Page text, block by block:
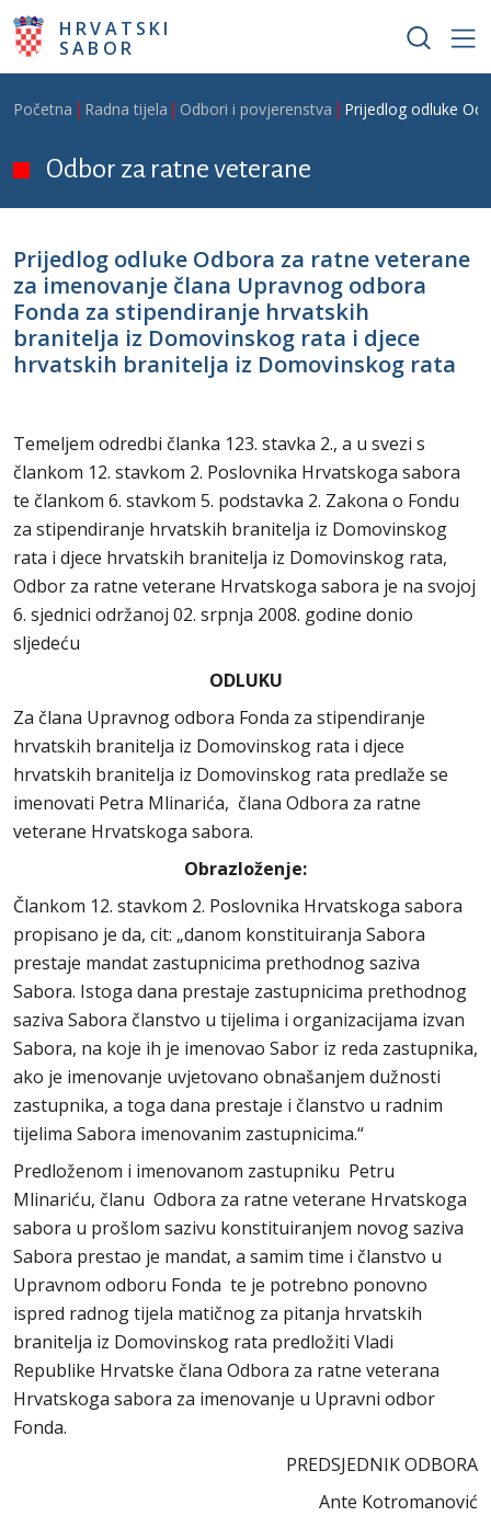
Skoči na glavni sadržaj
HRVATSKI
SABOR
Breadcrumb
Početna Radna tijela Odbori i povjerenstva Prijedlog odluke
Odbor za ratne veterane
Prijedlog odluke Odbora za ratne veterane
za imenovanje člana Upravnog odbora
Fonda za stipendiranje hrvatskih
branitelja iz Domovinskog rata i djece
hrvatskih branitelja iz Domovinskog rata
Temeljem odredbi članka 123. stavka 2., a u svezi s
člankom 12. stavkom 2. Poslovnika Hrvatskoga sabora
te člankom 6. stavkom 5. podstavka 2. Zakona o Fondu
za stipendiranje hrvatskih branitelja iz Domovinskog
rata i djece hrvatskih branitelja iz Domovinskog rata,
Odbor za ratne veterane Hrvatskoga sabora je na svojoj
6. sjednici održanoj 02. srpnja 2008. godine donio
sljedeću
ODLUKU
Za člana Upravnog odbora Fonda za stipendiranje
hrvatskih branitelja iz Domovinskog rata i djece
hrvatskih branitelja iz Domovinskog rata predlaže se
imenovati Petra Mlinarića, člana Odbora za ratne
veterane Hrvatskoga sabora.
Obrazloženje:
Člankom 12. stavkom 2. Poslovnika Hrvatskoga sabora
propisano je da, cit: „danom konstituiranja Sabora
prestaje mandat zastupnicima prethodnog saziva
Sabora. Istoga dana prestaje zastupnicima prethodnog
saziva Sabora članstvo u tijelima i organizacijama izvan
Sabora, na koje ih je imenovao Sabor iz reda zastupnika,
ako je imenovanje uvjetovano obnašanjem dužnosti
zastupnika, a toga dana prestaje i članstvo u radnim
tijelima Sabora imenovanim zastupnicima.“
Predloženom i imenovanom zastupniku Petru
Mlinariću, članu Odbora za ratne veterane Hrvatskoga
sabora u prošlom sazivu konstituiranjem novog saziva
Sabora prestao je mandat, a samim time i članstvo u
Upravnom odboru Fonda te je potrebno ponovno
ispred radnog tijela matičnog za pitanja hrvatskih
branitelja iz Domovinskog rata predložiti Vladi
Republike Hrvatske člana Odbora za ratne veterana
Hrvatskoga sabora za imenovanje u Upravni odbor
Fonda.
PREDSJEDNIK ODBORA
Ante Kotromanović